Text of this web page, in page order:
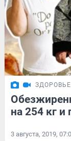
ЗДОРОВЬЕ
на 254 кг
3 августа, 2019,